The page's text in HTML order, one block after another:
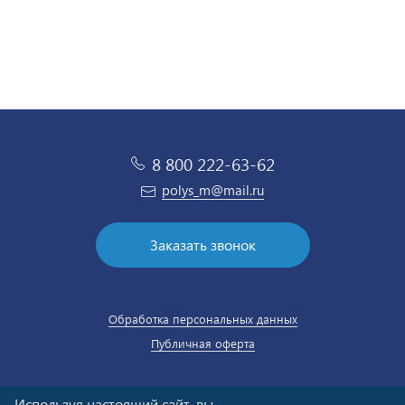
8 800 222-63-62
polys_m@mail.ru
Заказать звонок
Обработка персональных данных
Публичная оферта